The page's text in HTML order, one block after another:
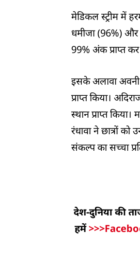
मेडिकल स्ट्रीम में
धमीजा (96%) और
99% अंक प्राप्त कर
इसके अलावा अवनी
प्राप्त किया।
स्थान प्राप्त
रंधावा ने छात्रों
संकल्प का सच्चा
देश-दुनिया की
हमें